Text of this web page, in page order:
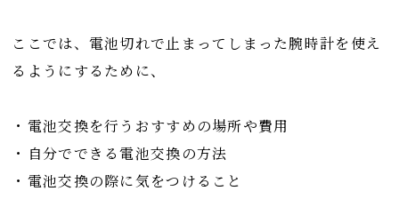
ここでは、電池切れで止まってしまった腕時計を使え
るようにするために、
・電池交換を行うおすすめの場所や費用
・自分でできる電池交換の方法
・電池交換の際に気をつけること